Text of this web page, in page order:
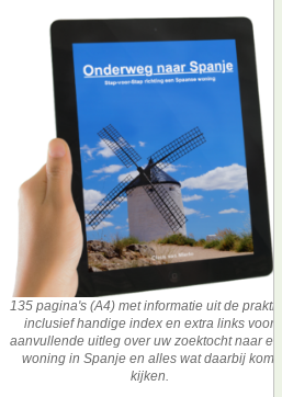
135 pagina's (A4) met informatie uit de praktijk,
inclusief handige index en extra links voor
aanvullende uitleg over uw zoektocht naar een
woning in Spanje en alles wat daarbij komt
kijken.